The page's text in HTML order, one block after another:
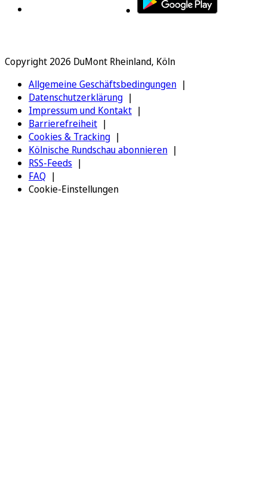
Copyright 2026 DuMont Rheinland, Köln
Allgemeine Geschäftsbedingungen
Datenschutzerklärung
Impressum und Kontakt
Barrierefreiheit
Cookies & Tracking
Kölnische Rundschau abonnieren
RSS-Feeds
FAQ
Cookie-Einstellungen